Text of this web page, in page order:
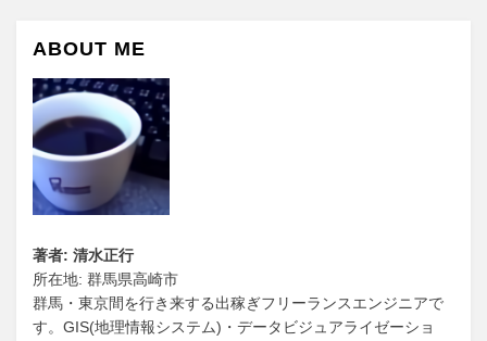
ABOUT ME
著者: 清水正行
所在地: 群馬県高崎市
群馬・東京間を行き来する出稼ぎフリーランスエンジニアで
す。GIS(地理情報システム)・データビジュアライゼーショ